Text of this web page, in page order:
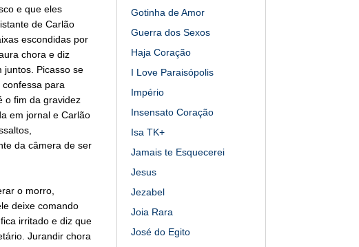
e que eles
de Carlão
escondidas por
chora e diz
juntos. Picasso se
para
o fim da gravidez
em jornal e Carlão
da câmera de ser
o morro,
deixe comando
irritado e diz que
Jurandir chora
Gotinha de Amor
Guerra dos Sexos
Haja Coração
I Love Paraisópolis
Império
Insensato Coração
Isa TK+
Jamais te Esquecerei
Jesus
Jezabel
Joia Rara
José do Egito